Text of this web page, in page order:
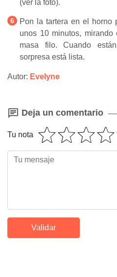
(ver la foto).
Pon la tartera en el horno
unos 10 minutos,
masa filo. Cuando
sorpresa está lista.
Autor: Evelyne
Deja un comentario
Tu nota